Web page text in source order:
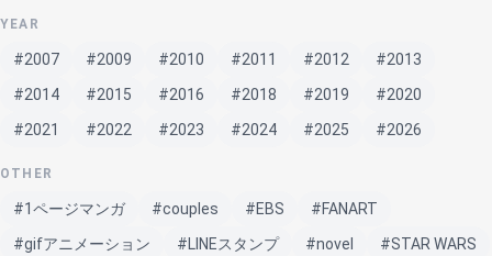
YEAR
#2007 #2009 #2010 #2011 #2012
#2013
#2014
#2015 #2016 #2018 #2019
#2020
#2021
#2022 #2023 #2024 #2025 #2026
OTHER
#1ページマンガ #couples #EBS
#FANART
#gifアニメーション
#LINEスタンプ #novel
#STAR WARS